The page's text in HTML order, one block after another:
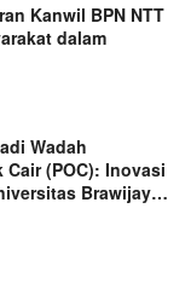
Kanwil BPN NTT
dalam
Wadah
(POC): Inovasi
Brawijaya